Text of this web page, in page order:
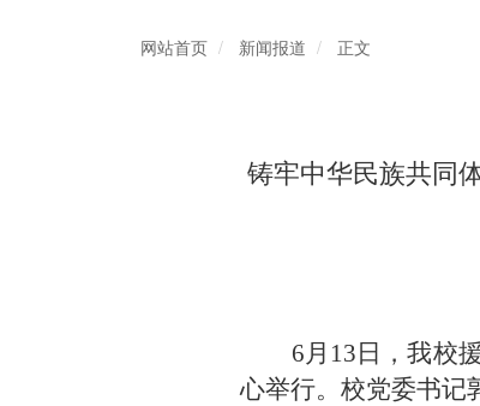
网站首页 新闻报道 正文
铸牢中华民族共同
6月13日，我校
心举行。校党委书记